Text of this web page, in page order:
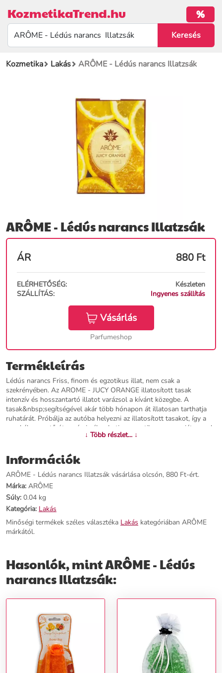
KozmetikaTrend.hu %
Kozmetika Lakás ARÔME - Lédús narancs Illatzsák
ARÔME - Lédús narancs Illatzsák
ÁR 880 Ft
ELÉRHETŐSÉG:
Készleten
SZÁLLÍTÁS:
Ingyenes szállítás
Vásárlás
Parfumeshop
Termékleírás
Lédús narancs Friss, finom és egzotikus illat, nem csak a
szekrényében. Az AROME - JUCY ORANGE illatosított tasak
intenzív és hosszantartó illatot varázsol a kívánt közegbe. A
tasak&nbsp;segítségével akár több hónapon át illatosan tarthatja
ruhatárát. Próbálja az autóba helyezni az illatosított tasakot, így a
munkába vezető út során is élvezheti az egzotikus esszenciát, ennek
hála egy kis időre elkalandozhat a trópikus paradicsomba. Élvezze az
További információk>>
↓ Több részlet... ↓
Információk
ARÔME - Lédús narancs Illatzsák vásárlása olcsón, 880 Ft-ért.
Márka: ARÔME
Súly: 0.04 kg
Kategória: Lakás
Minőségi termékek széles választéka Lakás kategóriában ARÔME
márkától.
Hasonlók, mint ARÔME - Lédús
narancs Illatzsák: